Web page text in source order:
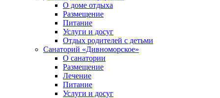
О доме отдыха
Размещение
Питание
Услуги и досуг
Отдых родителей с детьми
Санаторий «Дивноморское»
О санатории
Размещение
Лечение
Питание
Услуги и досуг